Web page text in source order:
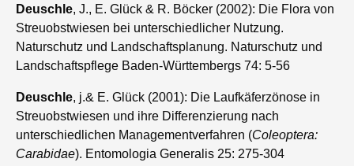
Deuschle, J., E. Glück & R. Böcker (2002): Die Flora von
Streuobstwiesen bei unterschiedlicher Nutzung.
Naturschutz und Landschaftsplanung. Naturschutz und
Landschaftspflege Baden-Württembergs 74: 5-56
Deuschle, j.& E. Glück (2001): Die Laufkäferzönose in
Streuobstwiesen und ihre Differenzierung nach
unterschiedlichen Managementverfahren (Coleoptera:
Carabidae). Entomologia Generalis 25: 275-304